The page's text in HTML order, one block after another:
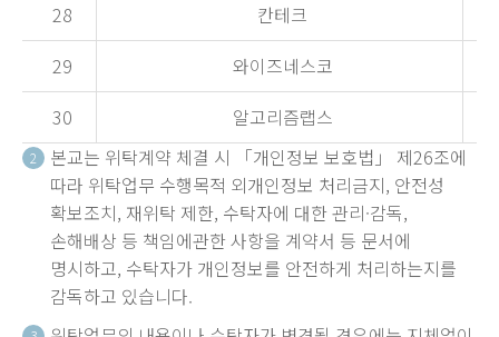
28
칸테크
29
와이즈네스코
30
알고리즘랩스
2
본교는 위탁계약 체결 시 「개인정보 보호법」 제26조에
따라 위탁업무 수행목적 외개인정보 처리금지, 안전성
확보조치, 재위탁 제한, 수탁자에 대한 관리·감독,
손해배상 등 책임에관한 사항을 계약서 등 문서에
명시하고, 수탁자가 개인정보를 안전하게 처리하는지를
감독하고 있습니다.